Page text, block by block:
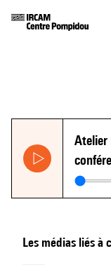
Atelier
Les médias liés à